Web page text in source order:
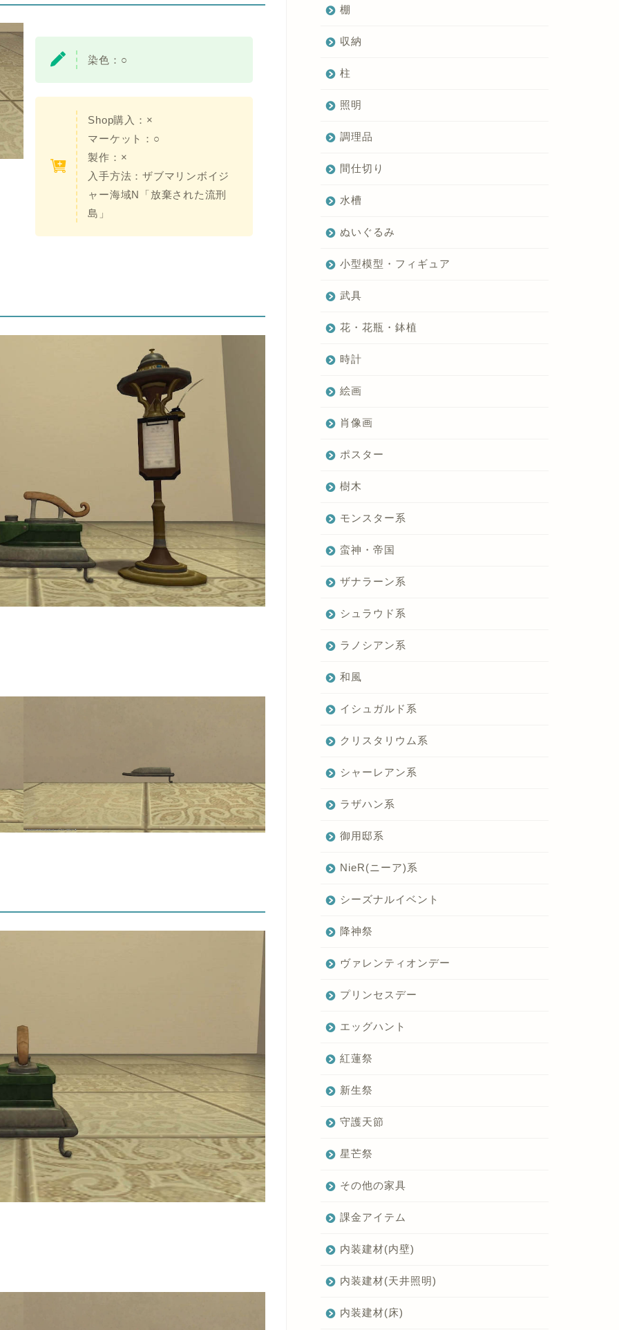
染色：○
Shop購入：×
マーケット：○
製作：×
入手方法：ザブマリンボイジ
ャー海域N「放棄された流刑
島」
棚
収納
柱
照明
調理品
間仕切り
水槽
ぬいぐるみ
小型模型・フィギュア
武具
花・花瓶・鉢植
時計
絵画
肖像画
ポスター
樹木
モンスター系
蛮神・帝国
ザナラーン系
シュラウド系
ラノシアン系
和風
イシュガルド系
クリスタリウム系
シャーレアン系
ラザハン系
御用邸系
NieR(ニーア)系
シーズナルイベント
降神祭
ヴァレンティオンデー
プリンセスデー
エッグハント
紅蓮祭
新生祭
守護天節
星芒祭
その他の家具
課金アイテム
内装建材(内壁)
内装建材(天井照明)
内装建材(床)